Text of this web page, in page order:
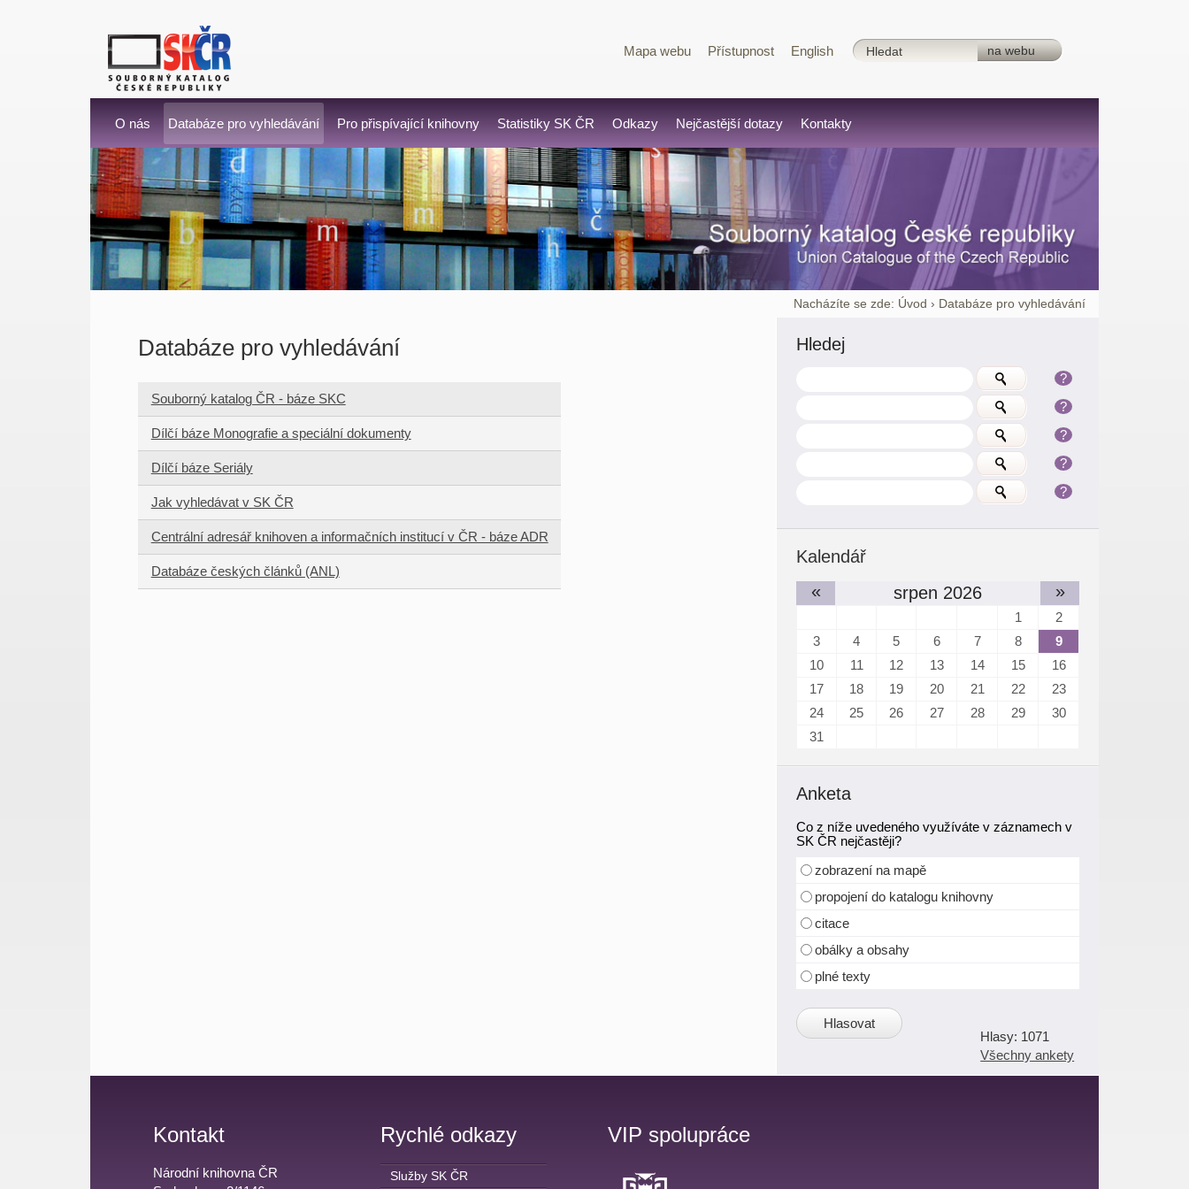
Mapa webu Přístupnost English
O nás Databáze pro vyhledávání Pro přispívající knihovny Statistiky SK ČR Odkazy Nejčastější dotazy Kontakty
Nacházíte se zde: Úvod › Databáze pro vyhledávání
Databáze pro vyhledávání
Souborný katalog ČR - báze SKC
Dílčí báze Monografie a speciální dokumenty
Dílčí báze Seriály
Jak vyhledávat v SK ČR
Centrální adresář knihoven a informačních institucí v ČR - báze ADR
Databáze českých článků (ANL)
Hledej
?
?
?
?
?
Kalendář
«
srpen 2026 »
1
2
3
4 5 6 7 8
9
10
11 12 13 14 15
16
17
18 19 20 21 22
23
24
25 26 27 28 29
30
31
Anketa
Co z níže uvedeného využíváte v záznamech v
SK ČR nejčastěji?
zobrazení na mapě
propojení do katalogu knihovny
citace
obálky a obsahy
plné texty
1071
Všechny ankety
Kontakt
Národní knihovna ČR
Rychlé odkazy
Služby SK ČR
VIP spolupráce